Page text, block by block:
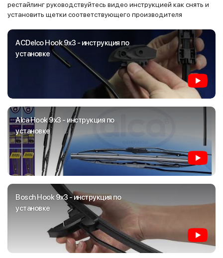
рестайлинг руководствуйтесь видео инструкцией как снять и
установить щетки соответствующего производителя
ACDelco Hook 9x3 - инструкция по
установке
Alca Hook 9x3 - инструкция по
установке
Bosch Hook 9x3 - инструкция по
установке